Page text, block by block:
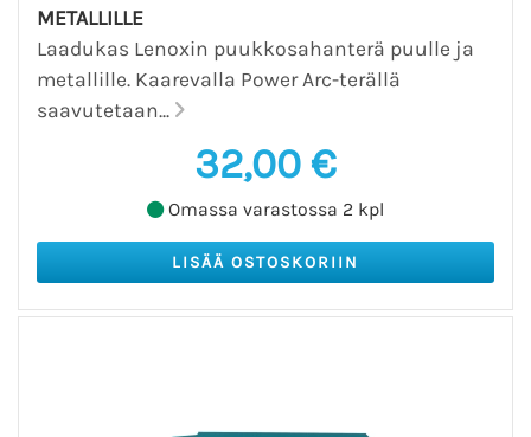
METALLILLE
Laadukas Lenoxin puukkosahanterä puulle ja
metallille. Kaarevalla Power Arc-terällä
saavutetaan...
32,00 €
Omassa varastossa 2 kpl